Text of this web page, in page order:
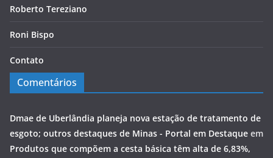
Roberto Tereziano
Roni Bispo
Contato
Comentários
Dmae de Uberlândia planeja nova estação de tratamento de
esgoto; outros destaques de Minas - Portal em Destaque em
Produtos que compõem a cesta básica têm alta de 6,83%,